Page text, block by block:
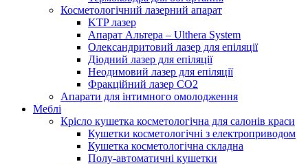
Косметологічний лазерний апарат
KTP лазер
Апарат Альтера – Ulthera System
Олександритовий лазер для епіляції
Діодний лазер для епіляції
Неодимовий лазер для епіляції
Фракційний лазер СО2
Апарати для інтимного омолодження
Меблі
Крісло кушетка косметологічна для салонів краси
Кушетки косметологічні з електроприводом
Кушетка косметологічна складна
Полу-автоматичні кушетки